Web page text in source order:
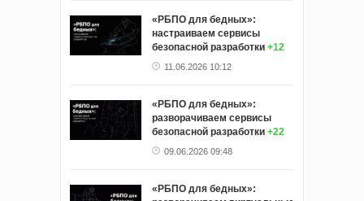
«РБПО для бедных»:
настраиваем сервисы
безопасной разработки +12
11.06.2026 10:12
«РБПО для бедных»:
разворачиваем сервисы
безопасной разработки +22
09.06.2026 09:48
«РБПО для бедных»: